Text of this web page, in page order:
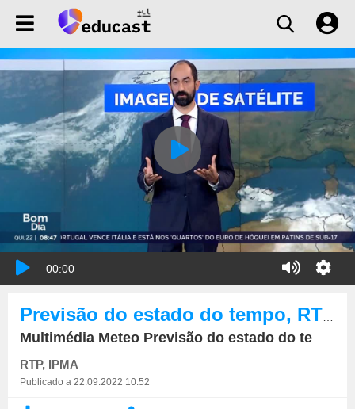
00:00
Multimédia Meteo Previsão do estado do tempo, RTP1, 22-09-2022, IPMA.
RTP, IPMA
Publicado a 22.09.2022 10:52